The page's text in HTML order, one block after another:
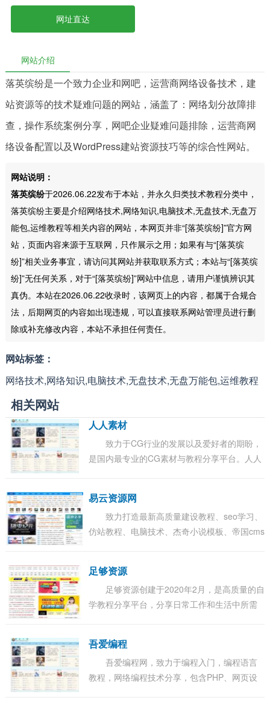
网址直达
网站介绍
落英缤纷是一个致力企业和网吧，运营商网络设备技术，建
站资源等的技术疑难问题的网站，涵盖了：网络划分故障排
查，操作系统案例分享，网吧企业疑难问题排除，运营商网
络设备配置以及WordPress建站资源技巧等的综合性网站。
网站说明：
落英缤纷于2026.06.22发布于本站，并永久归类技术教程分类中，
落英缤纷主要是介绍网络技术,网络知识,电脑技术,无盘技术,无盘万
能包,运维教程等相关内容的网站，本网页并非“[落英缤纷]”官方网
站，页面内容来源于互联网，只作展示之用；如果有与“[落英缤
纷]”相关业务事宜，请访问其网站并获取联系方式；本站与“[落英缤
纷]”无任何关系，对于“[落英缤纷]”网站中信息，请用户谨慎辨识其
真伪。本站在2026.06.22收录时，该网页上的内容，都属于合规合
法，后期网页的内容如出现违规，可以直接联系网站管理员进行删
除或补充修改内容，本站不承担任何责任。
网站标签：
网络技术,网络知识,电脑技术,无盘技术,无盘万能包,运维教程
相关网站
人人素材
致力于CG行业的发展以及爱好者的期盼，
是国内最专业的CG素材与教程分享平台。人人
板，视...
易云资源网
致力打造最新高质量建设教程、seo学习、
仿站教程、电脑技术、杰奇小说模板、帝国cms
足够资源
足够资源创建于2020年2月，是高质量的自
学教程分享平台，分享日常工作和生活中所需
吾爱编程
吾爱编程网，致力于编程入门，编程语言
教程，网络编程技术分享，包含PHP、网页设